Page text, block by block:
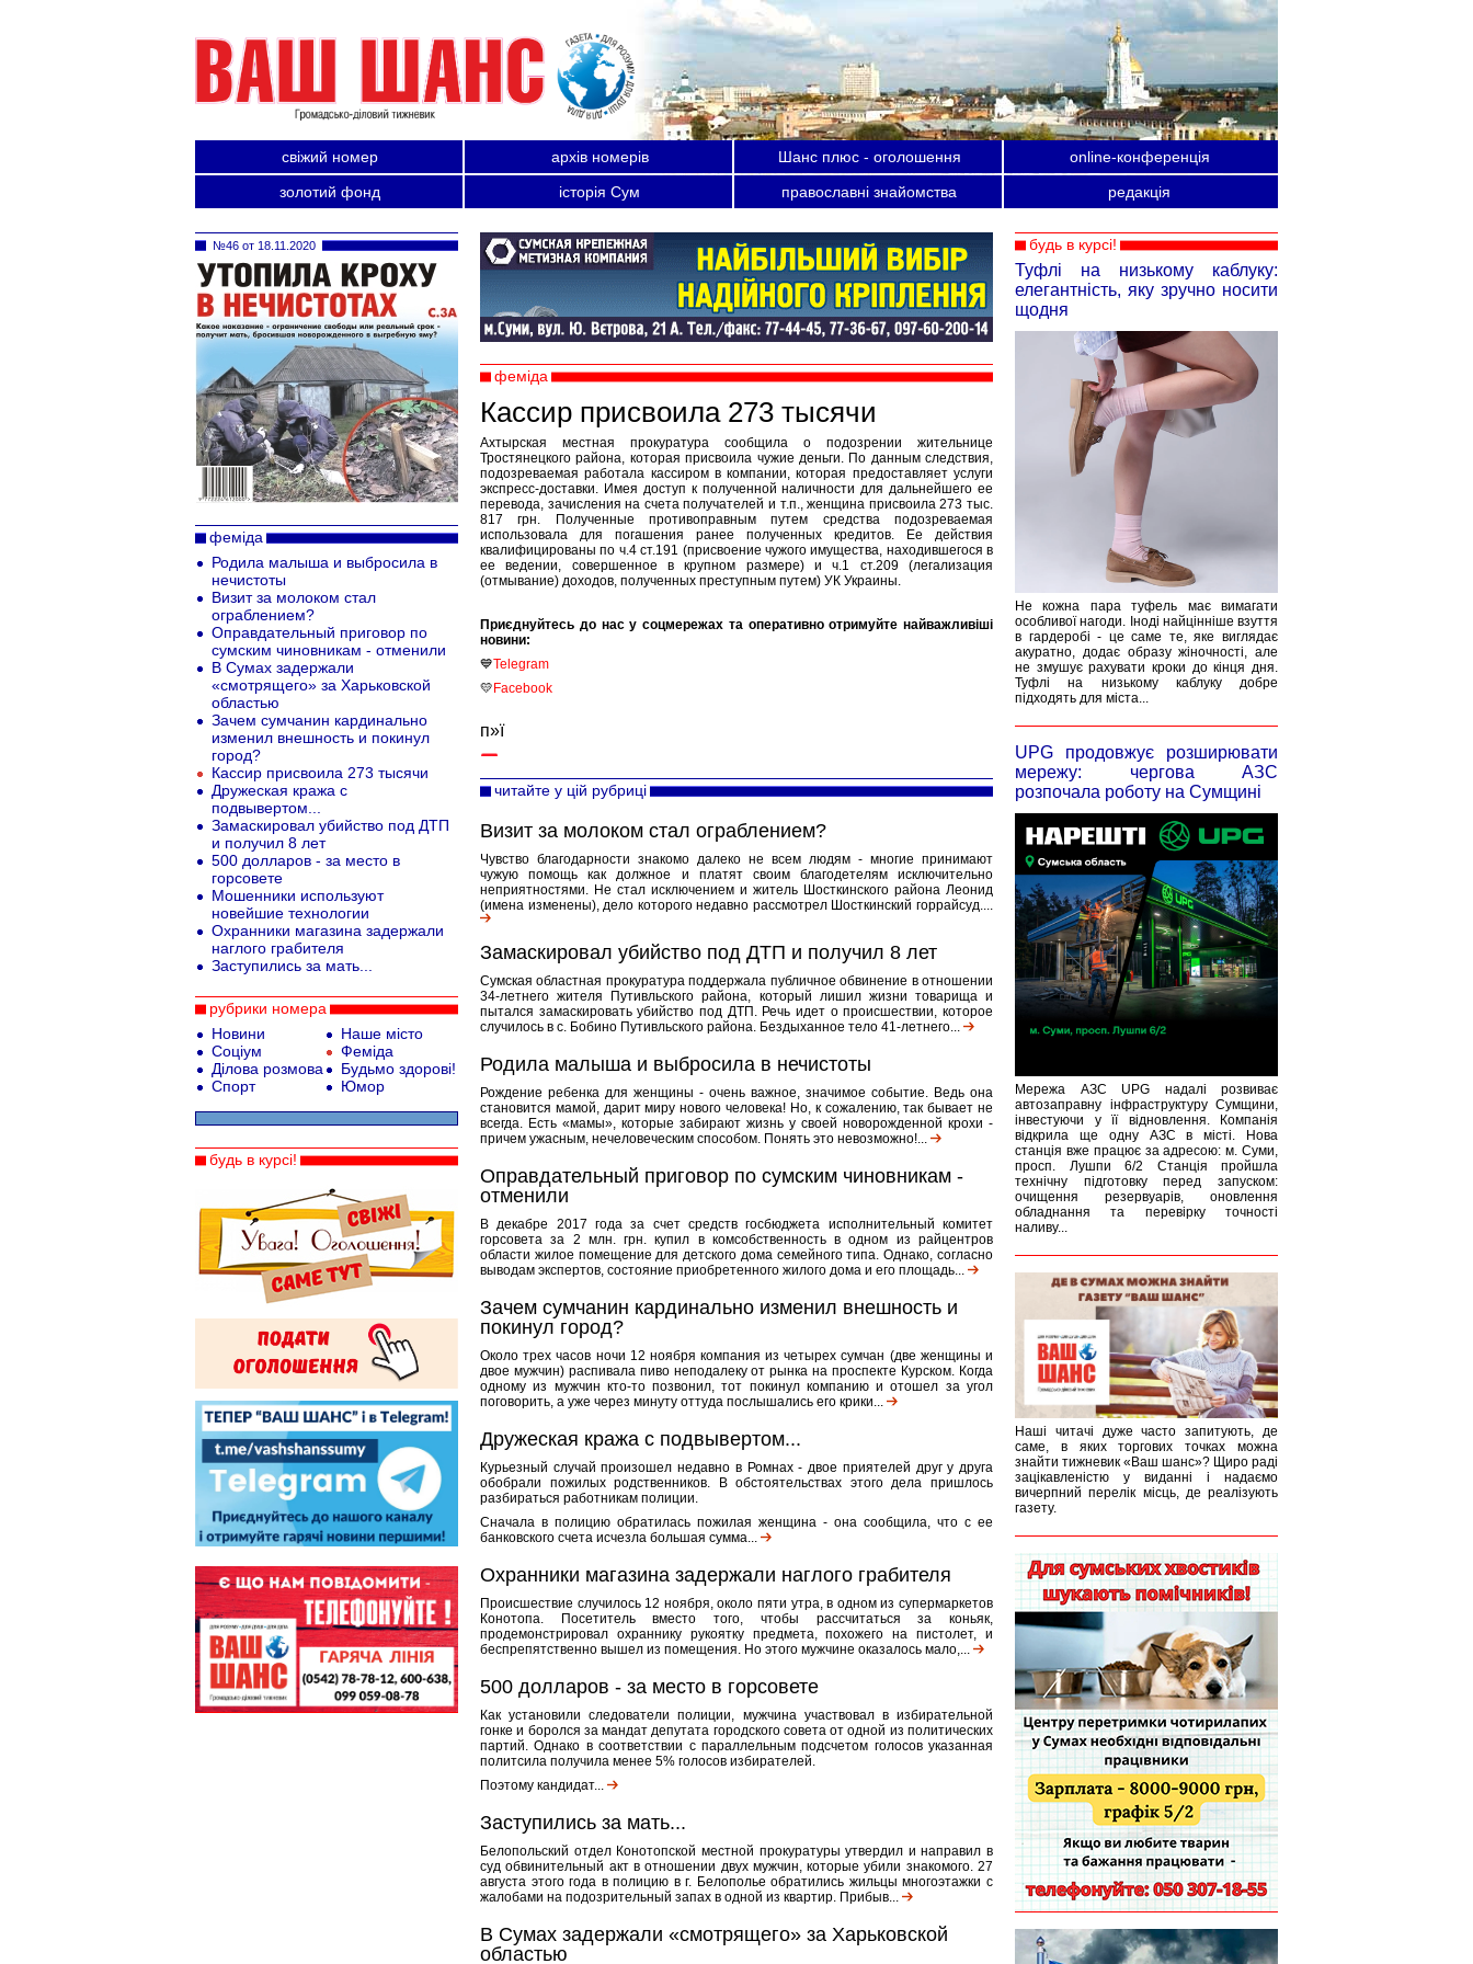
свіжий номер архів номерів Шанс плюс - оголошення
online-конференція
золотий фонд
історія Сум православні знайомства редакція
феміда
Кассир присвоила 273 тысячи
Ахтырская местная прокуратура сообщила о подозрении жительнице
Тростянецкого района, которая присвоила чужие деньги. По данным следствия,
подозреваемая работала кассиром в компании, которая предоставляет услуги
экспресс-доставки. Имея доступ к полученной наличности для дальнейшего ее
перевода, зачисления на счета получателей и т.п., женщина присвоила 273 тыс.
817 грн. Полученные противоправным путем средства подозреваемая
использовала для погашения ранее полученных кредитов. Ее действия
квалифицированы по ч.4 ст.191 (присвоение чужого имущества, находившегося в
ее ведении, совершенное в крупном размере) и ч.1 ст.209 (легализация
(отмывание) доходов, полученных преступным путем) УК Украины.
Приєднуйтесь до нас у соцмережах та оперативно отримуйте найважливіші
новини:
💙Telegram
💛 Facebook
п»ї
читайте у цій рубриці
Визит за молоком стал ограблением?
Чувство благодарности знакомо далеко не всем людям - многие принимают
чужую помощь как должное и платят своим благодетелям исключительно
неприятностями. Не стал исключением и житель Шосткинского района Леонид
(имена изменены), дело которого недавно рассмотрел Шосткинский горрайсуд....
Замаскировал убийство под ДТП и получил 8 лет
Сумская областная прокуратура поддержала публичное обвинение в отношении
34-летнего жителя Путивльского района, который лишил жизни товарища и
пытался замаскировать убийство под ДТП. Речь идет о происшествии, которое
случилось в с. Бобино Путивльского района. Бездыханное тело 41-летнего...
Родила малыша и выбросила в нечистоты
Рождение ребенка для женщины - очень важное, значимое событие. Ведь она
становится мамой, дарит миру нового человека! Но, к сожалению, так бывает не
всегда. Есть «мамы», которые забирают жизнь у своей новорожденной крохи -
причем ужасным, нечеловеческим способом. Понять это невозможно!...
Оправдательный приговор по сумским чиновникам -
отменили
В декабре 2017 года за счет средств госбюджета исполнительный комитет
горсовета за 2 млн. грн. купил в комсобственность в одном из райцентров
области жилое помещение для детского дома семейного типа. Однако, согласно
выводам экспертов, состояние приобретенного жилого дома и его площадь...
Зачем сумчанин кардинально изменил внешность и
покинул город?
Около трех часов ночи 12 ноября компания из четырех сумчан (две женщины и
двое мужчин) распивала пиво неподалеку от рынка на проспекте Курском. Когда
одному из мужчин кто-то позвонил, тот покинул компанию и отошел за угол
поговорить, а уже через минуту оттуда послышались его крики...
Дружеская кража с подвывертом...
Курьезный случай произошел недавно в Ромнах - двое приятелей друг у друга
обобрали пожилых родственников. В обстоятельствах этого дела пришлось
разбираться работникам полиции.
Сначала в полицию обратилась пожилая женщина - она сообщила, что с ее
банковского счета исчезла большая сумма...
Охранники магазина задержали наглого грабителя
Происшествие случилось 12 ноября, около пяти утра, в одном из супермаркетов
Конотопа. Посетитель вместо того, чтобы рассчитаться за коньяк,
продемонстрировал охраннику рукоятку предмета, похожего на пистолет, и
беспрепятственно вышел из помещения. Но этого мужчине оказалось мало,...
500 долларов - за место в горсовете
Как установили следователи полиции, мужчина участвовал в избирательной
гонке и боролся за мандат депутата городского совета от одной из политических
партий. Однако в соответствии с параллельным подсчетом голосов указанная
политсила получила менее 5% голосов избирателей.
Поэтому кандидат...
Заступились за мать...
Белопольский отдел Конотопской местной прокуратуры утвердил и направил в
суд обвинительный акт в отношении двух мужчин, которые убили знакомого. 27
августа этого года в полицию в г. Белополье обратились жильцы многоэтажки с
жалобами на подозрительный запах в одной из квартир. Прибыв...
В Сумах задержали «смотрящего» за Харьковской
областью
будь в курсі!
Туфлі на низькому каблуку:
елегантність, яку зручно носити
щодня
Не кожна пара туфель має вимагати
особливої нагоди. Іноді найцінніше взуття
в гардеробі - це саме те, яке виглядає
акуратно, додає образу жіночності, але
не змушує рахувати кроки до кінця дня.
Туфлі на низькому каблуку добре
підходять для міста...
UPG продовжує розширювати
мережу: чергова АЗС
розпочала роботу на Сумщині
Мережа АЗС UPG надалі розвиває
автозаправну інфраструктуру Сумщини,
інвестуючи у її відновлення. Компанія
відкрила ще одну АЗС в місті. Нова
станція вже працює за адресою: м. Суми,
просп. Лушпи 6/2 Станція пройшла
технічну підготовку перед запуском:
очищення резервуарів, оновлення
обладнання та перевірку точності
наливу...
Наші читачі дуже часто запитують, де
саме, в яких торгових точках можна
знайти тижневик «Ваш шанс»? Щиро раді
зацікавленістю у виданні і надаємо
вичерпний перелік місць, де реалізують
газету.
№46 от 18.11.2020
феміда
Родила малыша и выбросила в
нечистоты
Визит за молоком стал
ограблением?
Оправдательный приговор по
сумским чиновникам - отменили
В Сумах задержали
«смотрящего» за Харьковской
областью
Зачем сумчанин кардинально
изменил внешность и покинул
город?
Кассир присвоила 273 тысячи
Дружеская кража с
подвывертом...
Замаскировал убийство под ДТП
и получил 8 лет
500 долларов - за место в
горсовете
Мошенники используют
новейшие технологии
Охранники магазина задержали
наглого грабителя
Заступились за мать...
рубрики номера
Новини
Соціум
Ділова розмова
Спорт
Наше місто
Феміда
Будьмо здорові!
Юмор
будь в курсі!